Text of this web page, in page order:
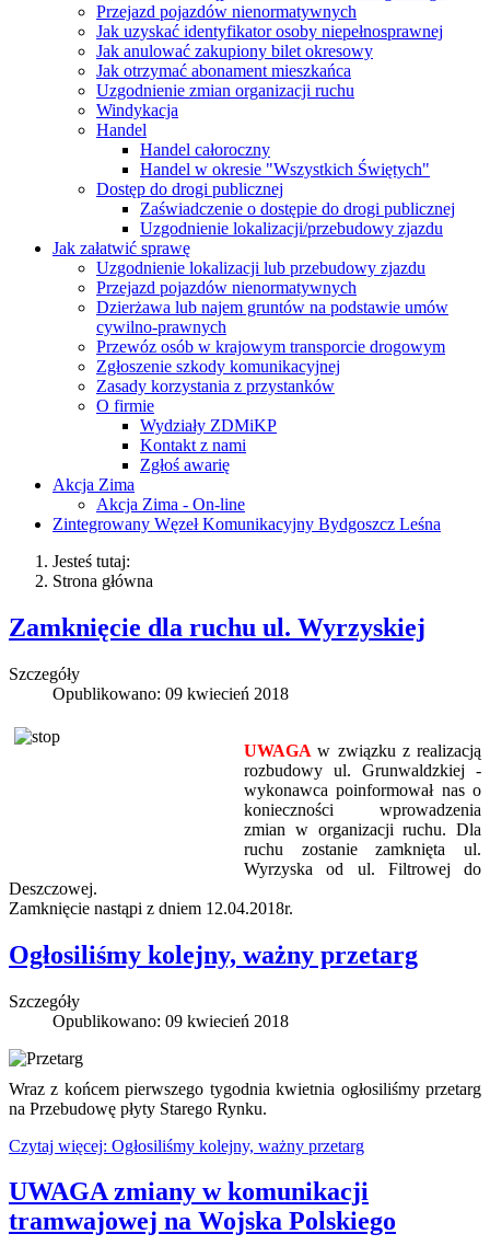
Przejazd pojazdów nienormatywnych
Jak uzyskać identyfikator osoby niepełnosprawnej
Jak anulować zakupiony bilet okresowy
Jak otrzymać abonament mieszkańca
Uzgodnienie zmian organizacji ruchu
Windykacja
Handel
Handel całoroczny
Handel w okresie "Wszystkich Świętych"
Dostęp do drogi publicznej
Zaświadczenie o dostępie do drogi publicznej
Uzgodnienie lokalizacji/przebudowy zjazdu
Jak załatwić sprawę
Uzgodnienie lokalizacji lub przebudowy zjazdu
Przejazd pojazdów nienormatywnych
Dzierżawa lub najem gruntów na podstawie umów
cywilno-prawnych
Przewóz osób w krajowym transporcie drogowym
Zgłoszenie szkody komunikacyjnej
Zasady korzystania z przystanków
O firmie
Wydziały ZDMiKP
Kontakt z nami
Zgłoś awarię
Akcja Zima
Akcja Zima - On-line
Zintegrowany Węzeł Komunikacyjny Bydgoszcz Leśna
Jesteś tutaj:
Strona główna
Zamknięcie dla ruchu ul. Wyrzyskiej
Szczegóły
Opublikowano: 09 kwiecień 2018
UWAGA w związku z realizacją
rozbudowy ul. Grunwaldzkiej -
wykonawca poinformował nas o
konieczności wprowadzenia
zmian w organizacji ruchu. Dla
ruchu zostanie zamknięta ul.
Wyrzyska od ul. Filtrowej do
Deszczowej.
Zamknięcie nastąpi z dniem 12.04.2018r.
Ogłosiliśmy kolejny, ważny przetarg
Szczegóły
Opublikowano: 09 kwiecień 2018
Wraz z końcem pierwszego tygodnia kwietnia ogłosiliśmy przetarg
na Przebudowę płyty Starego Rynku.
Czytaj więcej: Ogłosiliśmy kolejny, ważny przetarg
UWAGA zmiany w komunikacji
tramwajowej na Wojska Polskiego